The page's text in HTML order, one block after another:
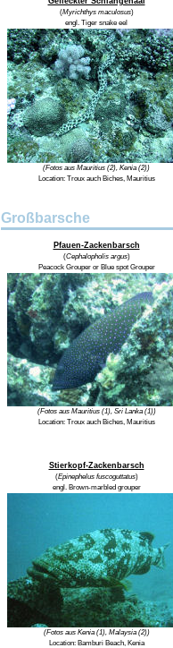
(Myrichthys maculosus)
engl. Tiger snake eel
(Fotos aus Mauritius (2), Kenia (2))
Location: Troux auch Biches, Mauritius
Großbarsche
Pfauen-Zackenbarsch
(Cephalopholis argus)
Peacock Grouper or Blue spot Grouper
(Fotos aus Mauritius (1), Sri Lanka (1))
Location: Troux auch Biches, Mauritius
Stierkopf-Zackenbarsch
(Epinephelus fuscoguttatus)
engl. Brown-marbled grouper
(Fotos aus Kenia (1), Malaysia (2))
Location: Bamburi Beach, Kenia